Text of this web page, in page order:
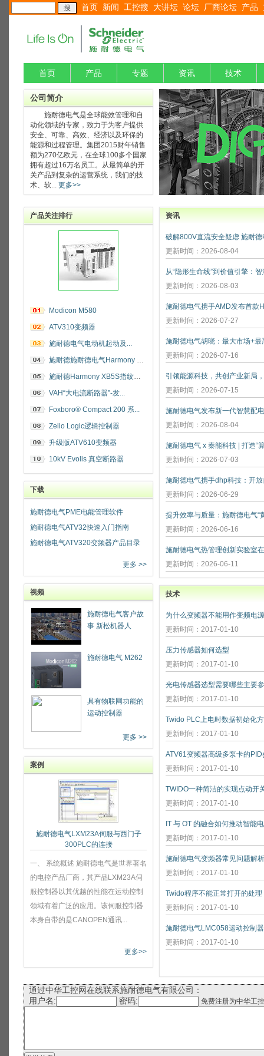
首页 新闻 工控搜 大讲坛 论坛 厂商论坛 产品
首页 产品 专题 资讯 技术
公司简介
施耐德电气是全球能效管理和自
动化领域的专家，致力于为客户提供
安全、可靠、高效、经济以及环保的
能源和过程管理。集团2015财年销售
额为270亿欧元，在全球100多个国家
拥有超过16万名员工。从最简单的开
关产品到复杂的运营系统，我们的技
术、软... 更多>>
产品关注排行
Modicon M580
ATV310变频器
施耐德电气电动机起动及...
施耐德施耐德电气Harmony 指纹开关
施耐德Harmony XB5S指纹识别开关
VAH“大电流断路器”-发...
Foxboro® Compact 200 系...
Zelio Logic逻辑控制器
升级版ATV610变频器
10kV Evolis 真空断路器
下载
施耐德电气PME电能管理软件
施耐德电气ATV32快速入门指南
施耐德电气ATV320变频器产品目录
更多 >>
视频
施耐德电气客户故
事 新松机器人
施耐德电气 M262
具有物联网功能的
运动控制器
更多 >>
案例
施耐德电气LXM23A伺服与西门子
300PLC的连接
一、 系统概述 施耐德电气是世界著名
的电控产品厂商，其产品LXM23A伺
服控制器以其优越的性能在运动控制
领域有着广泛的应用。该伺服控制器
本身自带的是CANOPEN通讯...
更多>>
资讯
更新时间：2026-08-04
更新时间：2026-08-03
施耐德电气携手AMD发布首款
更新时间：2026-07-27
更新时间：2026-07-16
更新时间：2026-07-15
施耐德电气发布新一代智慧配
更新时间：2026-08-04
施耐德电气 x 秦能科技 | 打造“
更新时间：2026-07-03
更新时间：2026-06-29
更新时间：2026-06-16
更新时间：2026-06-11
技术
为什么变频器不能用作变频电
更新时间：2017-01-10
压力传感器如何选型
更新时间：2017-01-10
光电传感器选型需要哪些主要
更新时间：2017-01-10
Twido PLC上电时数据初始化
更新时间：2017-01-10
ATV61变频器高级多泵卡的
更新时间：2017-01-10
TWIDO一种简洁的实现点动开
更新时间：2017-01-10
IT 与 OT 的融合如何推动智能
更新时间：2017-01-10
施耐德电气变频器常见问题解析
更新时间：2017-01-10
Twido程序不能正常打开的处理
更新时间：2017-01-10
施耐德电气LMC058运动控制
更新时间：2017-01-10
通过中华工控网在线联系施耐德电气有限公司：
用户名:
密码: 免费注册为中华工